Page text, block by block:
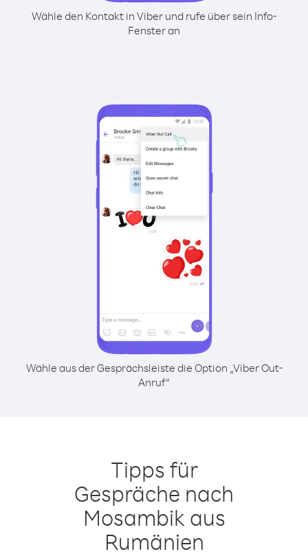
Wähle den Kontakt in Viber und rufe über sein Info-
Fenster an
Wähle aus der Gesprächsleiste die Option „Viber Out-
Anruf“
Tipps für
Gespräche nach
Mosambik aus
Rumänien